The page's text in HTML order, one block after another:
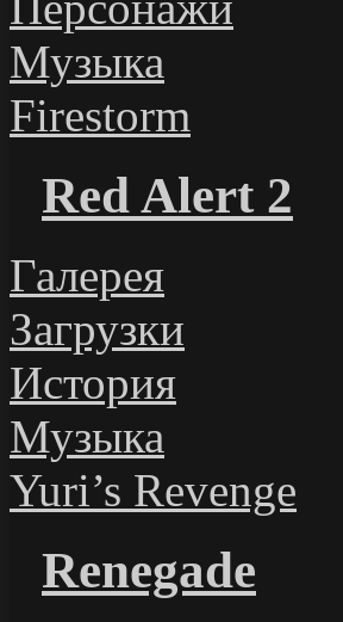
Музыка
Firestorm
Red Alert 2
Галерея
Загрузки
История
Музыка
Yuri’s Revenge
Renegade